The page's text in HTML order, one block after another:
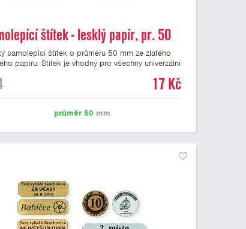
štítek - lesklý papír, pr. 50
samolepicí štítek o průměru 50 mm ze zlatého
papíru. Štítek je vhodný pro všechny univerzální
o průměru 50 mm. Na štítek je možné
v prvním kroku objednávky.
17 Kč
průměr 50mm